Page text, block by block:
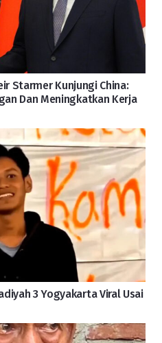
Starmer Kunjungi China:
Dan Meningkatkan Kerja
3 Yogyakarta Viral Usai